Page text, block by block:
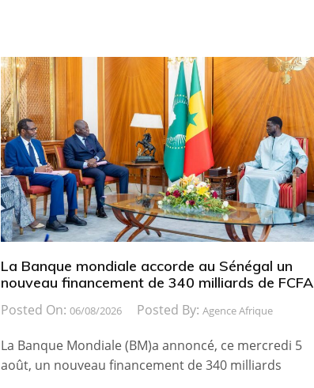
La Banque mondiale accorde au Sénégal un
nouveau financement de 340 milliards de FCFA
Posted On: 06/08/2026 Posted By: Agence Afrique
La Banque Mondiale (BM)a annoncé, ce mercredi 5
août, un nouveau financement de 340 milliards